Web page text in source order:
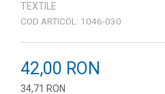
TEXTILE
COD ARTICOL: 1046-030
42,00 RON
34,71 RON